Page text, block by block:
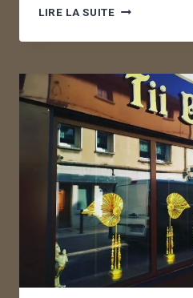
LIRE LA SUITE